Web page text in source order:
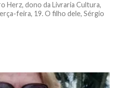
Herz, dono da Livraria Cultura,
feira, 19. O filho dele, Sérgio